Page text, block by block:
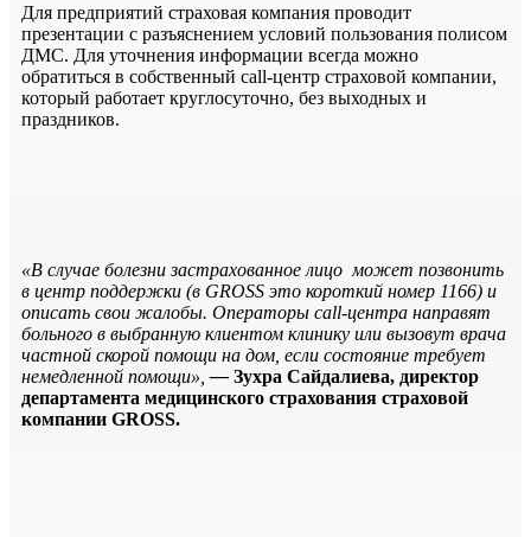
Для предприятий страховая компания проводит
презентации с разъяснением условий пользования полисом
ДМС. Для уточнения информации всегда можно
обратиться в собственный call-центр страховой компании,
который работает круглосуточно, без выходных и
праздников.
«В случае болезни застрахованное лицо может позвонить
в центр поддержки (в GROSS это короткий номер 1166) и
описать свои жалобы. Операторы call-центра направят
больного в выбранную клиентом клинику или вызовут врача
частной скорой помощи на дом, если состояние требует
немедленной помощи»,— Зухра Сайдалиева, директор
департамента медицинского страхования страховой
компании GROSS.